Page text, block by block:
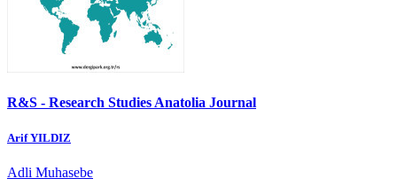
R&S - Research Studies Anatolia Journal
Arif YILDIZ
Adli Muhasebe